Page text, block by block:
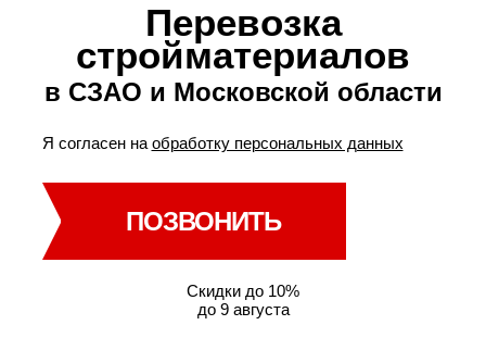
Перевозка
стройматериалов
в СЗАО и Московской области
Я согласен на обработку персональных данных
ПОЗВОНИТЬ
Скидки до 10%
до 9 августа